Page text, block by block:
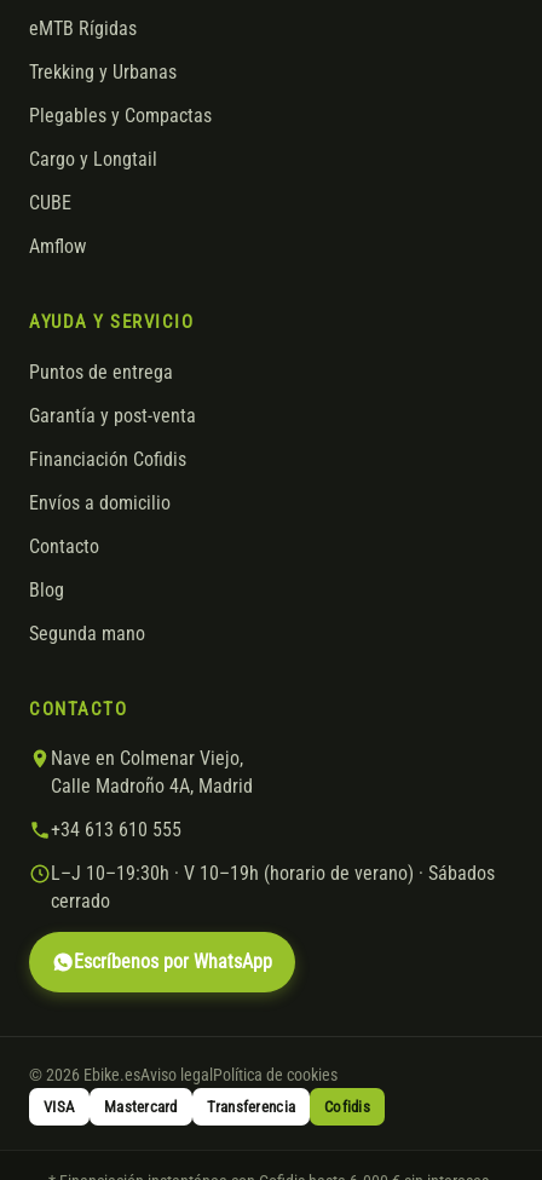
eMTB Rígidas
Trekking y Urbanas
Plegables y Compactas
Cargo y Longtail
CUBE
Amflow
AYUDA Y SERVICIO
Puntos de entrega
Garantía y post-venta
Financiación Cofidis
Envíos a domicilio
Contacto
Blog
Segunda mano
CONTACTO
Nave en Colmenar Viejo,
Calle Madroño 4A, Madrid
+34 613 610 555
L–J 10–19:30h · V 10–19h (horario de verano) · Sábados
cerrado
Escríbenos por WhatsApp
© 2026 Ebike.esAviso legal Política de cookies
VISA Mastercard Transferencia Cofidis